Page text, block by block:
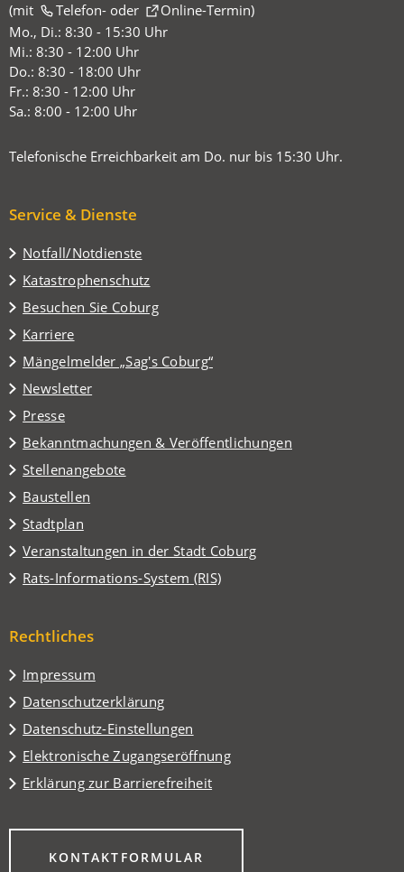
(mit
Telefon-oder Online-Termin
(Öffnet
in
einem
neuen
Tab)
)
Mo., Di.: 8:30 - 15:30 Uhr
Mi.: 8:30 - 12:00 Uhr
Do.: 8:30 - 18:00 Uhr
Fr.: 8:30 - 12:00 Uhr
Sa.: 8:00 - 12:00 Uhr
Telefonische Erreichbarkeit am Do. nur bis 15:30 Uhr.
Service & Dienste
Notfall/Notdienste
Katastrophenschutz
Besuchen Sie Coburg
(Öffnet
in
einem
neuen
Tab)
Karriere
Mängelmelder „Sag's Coburg“
(Öffnet
in
einem
neuen
Tab)
Newsletter
Presse
Bekanntmachungen & Veröffentlichungen
Stellenangebote
Baustellen
Stadtplan
(Öffnet
in
einem
neuen
Veranstaltungen in der Stadt Coburg
(Öffnet
in
einem
Tab)
Rats-Informations-System (RIS)
(Öffnet
neuen
Rechtliches
Impressum
Datenschutzerklärung
Datenschutz-Einstellungen
Elektronische Zugangseröffnung
Erklärung zur Barrierefreiheit
KONTAKTFORMULAR
(ÖFFNET